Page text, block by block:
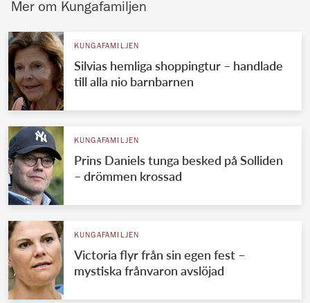
Mer om Kungafamiljen
KUNGAFAMILJEN
Silvias hemliga shoppingtur – handlade
till alla nio barnbarnen
KUNGAFAMILJEN
Prins Daniels tunga besked på Solliden
– drömmen krossad
KUNGAFAMILJEN
Victoria flyr från sin egen fest –
mystiska frånvaron avslöjad